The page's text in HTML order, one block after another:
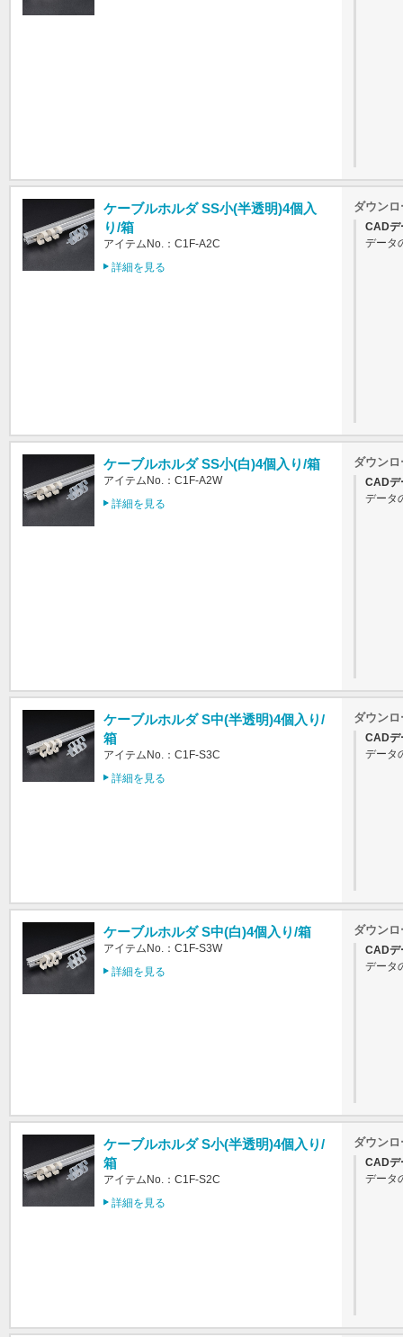
ケーブルホルダ SS小(半透明)4個入
り/箱
アイテムNo.：C1F-A2C
詳細を見る
ダウンロ
CADデ
データ
ケーブルホルダ SS小(白)4個入り/箱
アイテムNo.：C1F-A2W
詳細を見る
ダウンロ
CADデ
データ
ケーブルホルダ S中(半透明)4個入り/
箱
アイテムNo.：C1F-S3C
詳細を見る
ダウンロ
CADデ
データ
ケーブルホルダ S中(白)4個入り/箱
アイテムNo.：C1F-S3W
詳細を見る
ダウンロ
CADデ
データ
ケーブルホルダ S小(半透明)4個入り/
箱
アイテムNo.：C1F-S2C
詳細を見る
ダウンロ
CADデ
データ